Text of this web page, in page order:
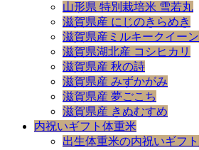
山形県 特別栽培米 雪若丸
滋賀県産 にじのきらめき
滋賀県産ミルキークイーン
滋賀県湖北産 コシヒカリ
滋賀県産 秋の詩
滋賀県産 みずかがみ
滋賀県産 夢ごこち
滋賀県産 きぬむすめ
内祝いギフト体重米
出生体重米の内祝いギフト